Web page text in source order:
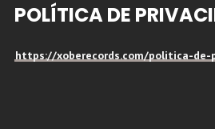
POLÍTICA DE
https://xoberecords.com/politica-de-